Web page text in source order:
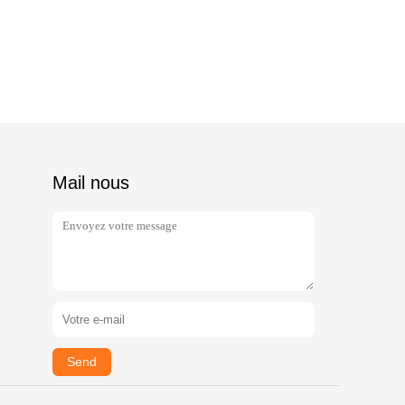
Mail nous
Send